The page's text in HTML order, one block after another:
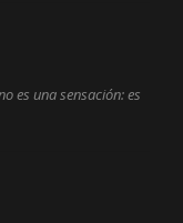
es una sensación: es